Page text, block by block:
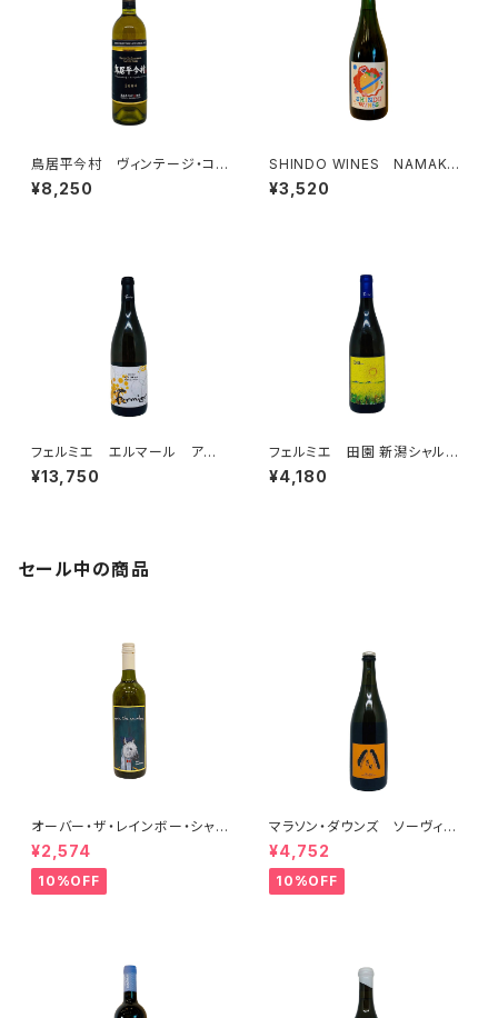
鳥居平今村 ヴィンテージ・コレ
クション ブラン キュヴェ・ユ
カ 2004
¥8,250
SHINDO WINES NAMAKE
MONO WHITE 2022
¥3,520
フェルミエ エルマール アル
バリーニョ 2022
¥13,750
フェルミエ 田園 新潟シャルド
ネ 2021
¥4,180
セール中の商品
オーバー・ザ・レインボー・シャル
ドネ(午) 2025
¥2,574
10%OFF
マラソン・ダウンズ ソーヴィニ
ヨン・ブラン ペティアンナチュ
ール 2022
¥4,752
10%OFF